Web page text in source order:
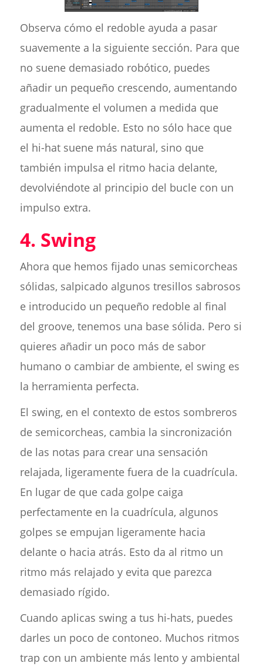
Observa cómo el redoble ayuda a pasar
suavemente a la siguiente sección. Para que
no suene demasiado robótico, puedes
añadir un pequeño crescendo, aumentando
gradualmente el volumen a medida que
aumenta el redoble. Esto no sólo hace que
el hi-hat suene más natural, sino que
también impulsa el ritmo hacia delante,
devolviéndote al principio del bucle con un
impulso extra.
4. Swing
Ahora que hemos fijado unas semicorcheas
sólidas, salpicado algunos tresillos sabrosos
e introducido un pequeño redoble al final
del groove, tenemos una base sólida. Pero si
quieres añadir un poco más de sabor
humano o cambiar de ambiente, el swing es
la herramienta perfecta.
El swing, en el contexto de estos sombreros
de semicorcheas, cambia la sincronización
de las notas para crear una sensación
relajada, ligeramente fuera de la cuadrícula.
En lugar de que cada golpe caiga
perfectamente en la cuadrícula, algunos
golpes se empujan ligeramente hacia
delante o hacia atrás. Esto da al ritmo un
ritmo más relajado y evita que parezca
demasiado rígido.
Cuando aplicas swing a tus hi-hats, puedes
darles un poco de contoneo. Muchos ritmos
trap con un ambiente más lento y ambiental